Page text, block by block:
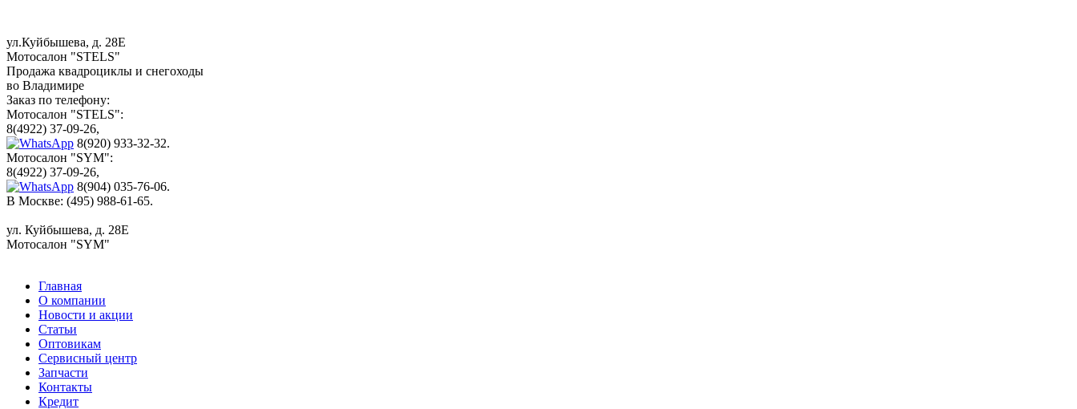
ул.Куйбышева, д. 28Е
Мотосалон "STELS"
Продажа квадроциклы и снегоходы
во Владимире
Заказ по телефону:
Мотосалон "STELS":
8(4922) 37-09-26,
8(920) 933-32-32.
Мотосалон "SYM":
8(4922) 37-09-26,
8(904) 035-76-06.
В Москве: (495) 988-61-65.
ул. Куйбышева, д. 28Е
Мотосалон "SYM"
Главная
О компании
Новости и акции
Статьи
Оптовикам
Сервисный центр
Запчасти
Контакты
Кредит